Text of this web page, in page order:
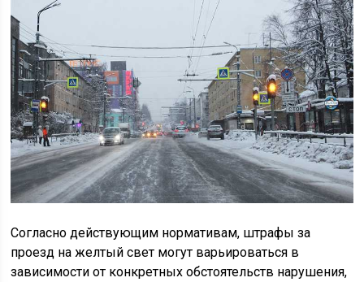
Согласно действующим нормативам, штрафы за
проезд на желтый свет могут варьироваться в
зависимости от конкретных обстоятельств нарушения,